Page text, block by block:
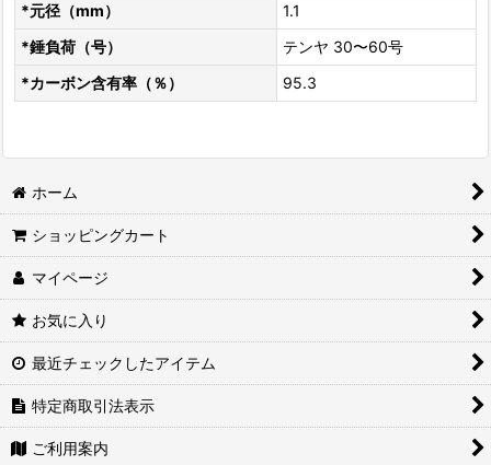
*元径（mm）
1.1
*錘負荷（号）
テンヤ 30〜60号
*カーボン含有率（％）
95.3
ホーム
ショッピングカート
マイページ
お気に入り
最近チェックしたアイテム
特定商取引法表示
ご利用案内